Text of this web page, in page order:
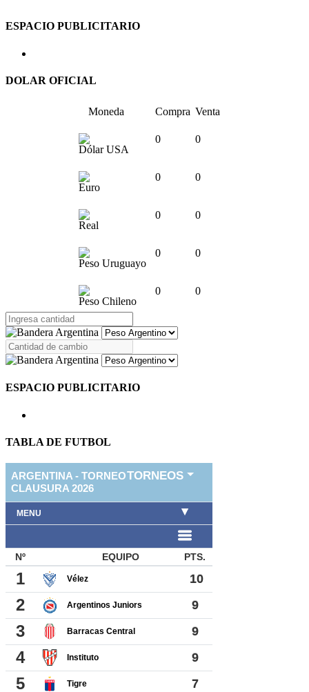
ESPACIO PUBLICITARIO
DOLAR OFICIAL
Moneda Compra Venta
Dólar USA
0 0
Euro
0 0
Real
0 0
Peso Uruguayo
0 0
Peso Chileno
0 0
ESPACIO PUBLICITARIO
TABLA DE FUTBOL